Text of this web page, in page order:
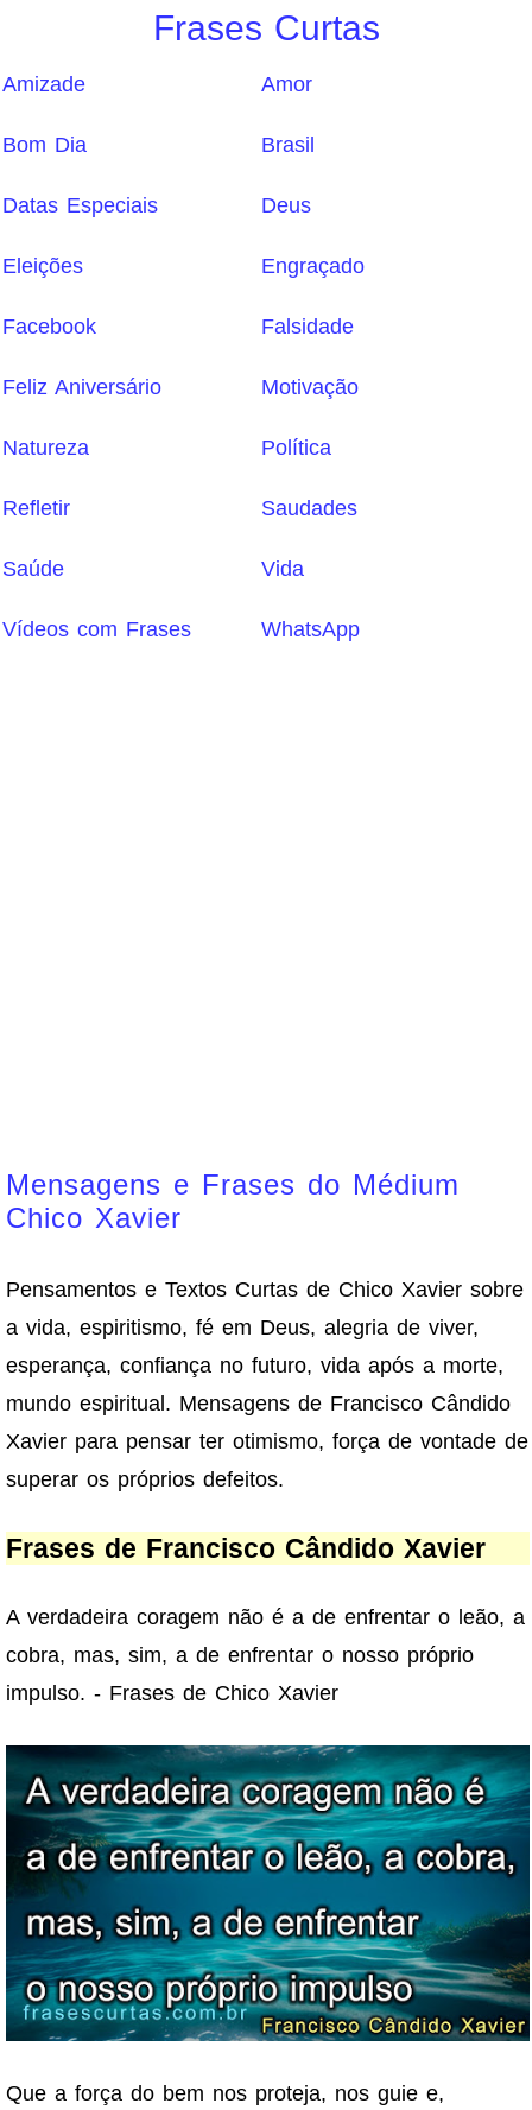
Frases Curtas
Amizade Amor
Bom Dia Brasil
Datas Especiais Deus
Eleições Engraçado
Facebook Falsidade
Feliz Aniversário Motivação
Natureza Política
Refletir Saudades
Saúde Vida
Vídeos com Frases WhatsApp
Mensagens e Frases do Médium
Chico Xavier
Pensamentos e Textos Curtas de Chico Xavier sobre
a vida, espiritismo, fé em Deus, alegria de viver,
esperança, confiança no futuro, vida após a morte,
mundo espiritual. Mensagens de Francisco Cândido
Xavier para pensar ter otimismo, força de vontade de
superar os próprios defeitos.
Frases de Francisco Cândido Xavier
A verdadeira coragem não é a de enfrentar o leão, a
cobra, mas, sim, a de enfrentar o nosso próprio
impulso. - Frases de Chico Xavier
Que a força do bem nos proteja, nos guie e,